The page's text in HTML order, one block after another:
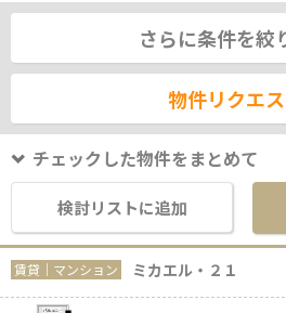
さらに条件を絞
物件リクエ
チェックした物件をまとめて
検討リストに追加
賃貸｜マンション ミカエル・２１